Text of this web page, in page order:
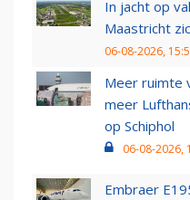
In jacht op
Maastricht
06-08-2026,
Meer ruimte
meer
op Schiphol
06-08-2026,
Embraer